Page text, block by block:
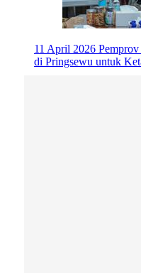
11 April 2026
di Pringsewu untuk